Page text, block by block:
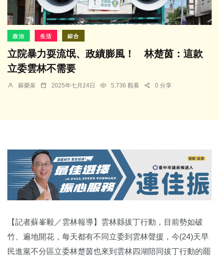
政治 生活 綜合
立院暴力耍流氓、政績膨風！ 林楚茵：這款
立委雲林不需要
蘇榮泉 2025年七月24日 5,736 觀看 0 分享
【記者蘇峯毅／雲林報導】雲林縣拔丁行動，目前勢如破
竹、遍地開花，每天都有不同立委到雲林聲援，今(24)天早
民進黨不分區立委林楚茵也來到雲林四湖陪同拔丁行動的罷